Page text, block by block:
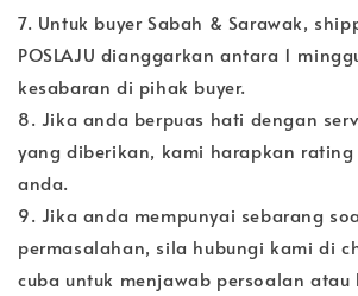
7. Untuk buyer Sabah & Sarawak,
POSLAJU dianggarkan antara 1
kesabaran di pihak buyer.
8. Jika anda berpuas hati dengan
yang diberikan, kami harapkan
anda.
9. Jika anda mempunyai sebarang
permasalahan, sila hubungi kami di
cuba untuk menjawab persoalan atau